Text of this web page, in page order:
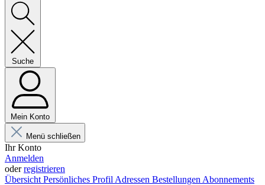
Suche
Mein Konto
Menü schließen
Ihr Konto
Anmelden
oderregistrieren
Übersicht Persönliches Profil Adressen Bestellungen Abonnements